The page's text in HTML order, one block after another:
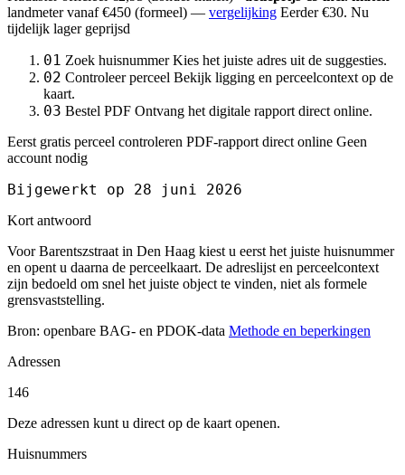
landmetervanaf €450 (formeel) — vergelijking Eerder €30. Nu
tijdelijk lager geprijsd
01 Zoek huisnummer Kies het juiste adres uit de suggesties.
02 Controleer perceel Bekijk ligging en perceelcontext op de
kaart.
03 Bestel PDF Ontvang het digitale rapport direct online.
Eerst gratis perceel controleren PDF-rapport direct online Geen
account nodig
Bijgewerkt op 28 juni 2026
Kort antwoord
Voor Barentszstraat in Den Haag kiest u eerst het juiste huisnummer
en opent u daarna de perceelkaart. De adreslijst en perceelcontext
zijn bedoeld om snel het juiste object te vinden, niet als formele
grensvaststelling.
Bron: openbare BAG- en PDOK-data Methode en beperkingen
Adressen
146
Deze adressen kunt u direct op de kaart openen.
Huisnummers